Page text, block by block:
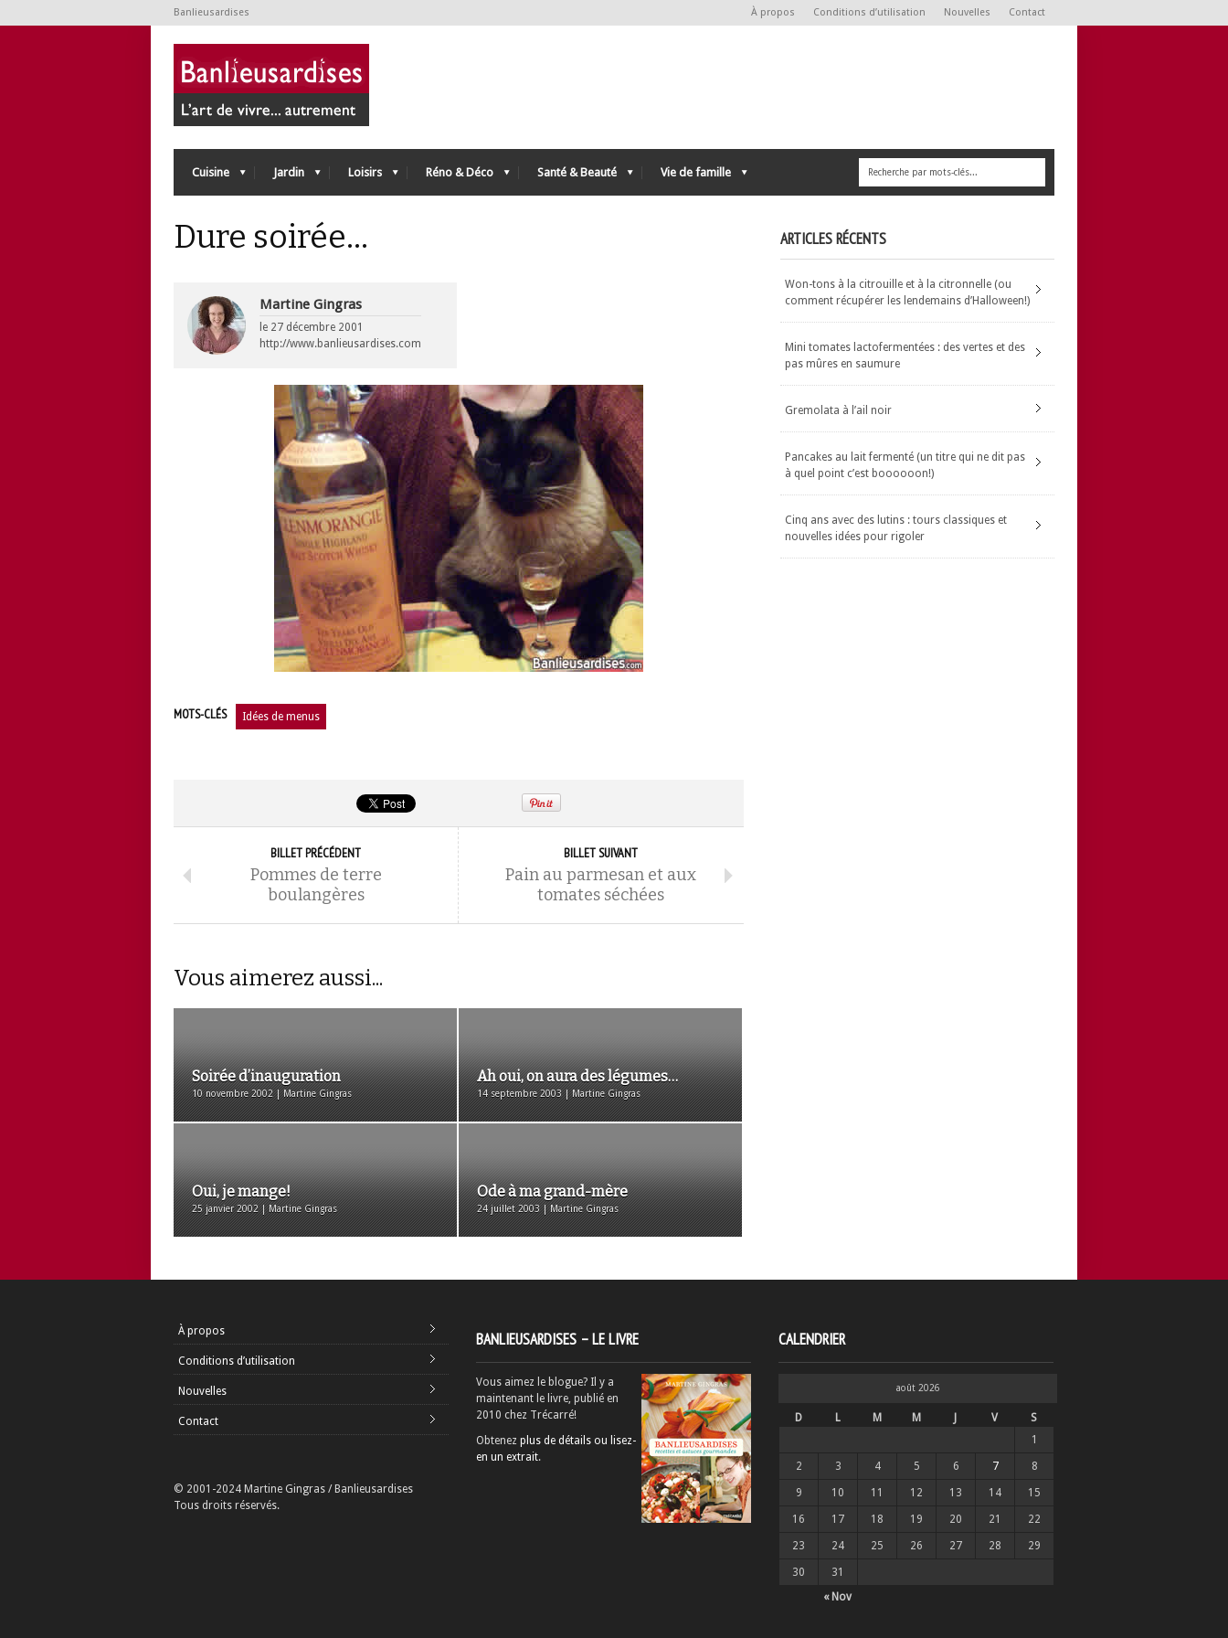
Banlieusardises À propos Conditions d’utilisation Nouvelles Contact
Cuisine Jardin Loisirs Réno & Déco Santé & Beauté Vie de famille
Dure soirée…
Martine Gingras
le 27 décembre 2001
http://www.banlieusardises.com
MOTS-CLÉS Idées de menus
BILLET PRÉCÉDENT
Pommes de terre
boulangères
BILLET SUIVANT
Pain au parmesan et aux
tomates séchées
Vous aimerez aussi...
Soirée d’inauguration
10 novembre 2002 | Martine Gingras
Ah oui, on aura des légumes…
14 septembre 2003 | Martine Gingras
Oui, je mange!
25 janvier 2002 | Martine Gingras
Ode à ma grand-mère
24 juillet 2003 | Martine Gingras
ARTICLES RÉCENTS
Won-tons à la citrouille et à la citronnelle (ou
comment récupérer les lendemains d’Halloween!)
Mini tomates lactofermentées : des vertes et des
pas mûres en saumure
Gremolata à l’ail noir
Pancakes au lait fermenté (un titre qui ne dit pas
à quel point c’est boooooon!)
Cinq ans avec des lutins : tours classiques et
nouvelles idées pour rigoler
À propos
Conditions d’utilisation
Nouvelles
Contact
© 2001-2024 Martine Gingras / Banlieusardises
Tous droits réservés.
BANLIEUSARDISES – LE LIVRE
Vous aimez le blogue? Il y a
maintenant le livre, publié en
2010 chez Trécarré!
Obtenez plus de détails ou lisez-
en un extrait.
CALENDRIER
août 2026
D L M M V S
« Nov
1
2 3 4 5 6 7 8
9 10 11 12 13 14 15
16 17 18 19 20 21 22
23 24 25 26 27 28 29
30 31